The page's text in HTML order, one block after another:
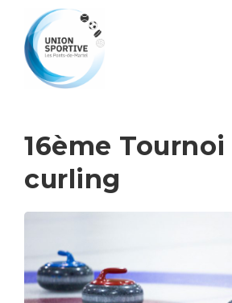
content
16ème Tournoi
curling